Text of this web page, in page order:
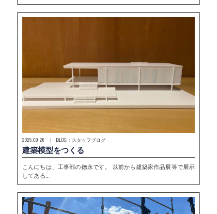
2025.09.26 | BLOG：スタッフブログ
建築模型をつくる
こんにちは、工事部の徳永です。 以前から建築家作品展等で展示
してある…